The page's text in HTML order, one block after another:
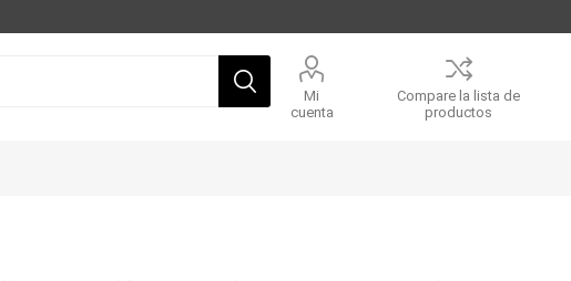
Mi
cuenta
Compare la lista de
productos